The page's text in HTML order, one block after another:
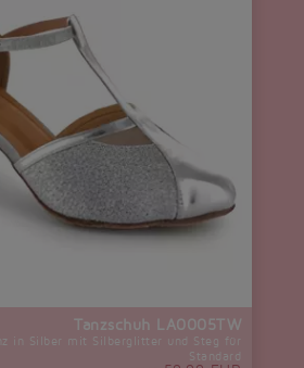
Tanzschuh LA0005TW
in Silber mit Silberglitter und Steg für
Standard